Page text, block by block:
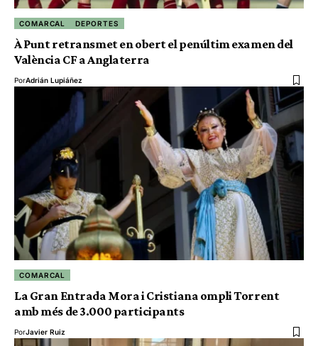
COMARCAL DEPORTES
À Punt retransmet en obert el penúltim examen del
València CF a Anglaterra
PorAdrián Lupiáñez
COMARCAL
La Gran Entrada Mora i Cristiana ompli Torrent
amb més de 3.000 participants
PorJavier Ruiz